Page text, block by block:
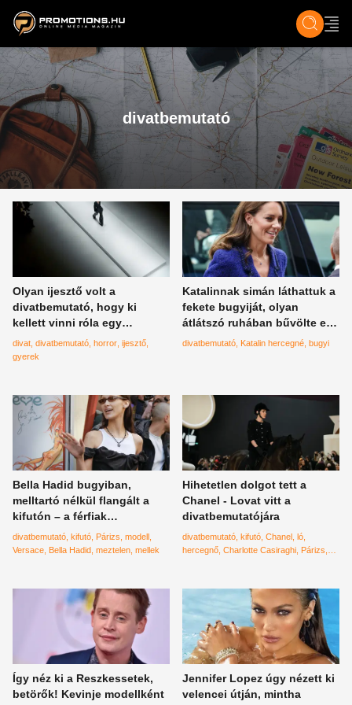
ZENE, FILM & KULT ÉLET TECH &
divatbemutató
Olyan ijesztő volt a
divatbemutató, hogy ki
kellett vinni róla egy
gyereket
divat divatbemutató horror ijesztő
gyerek
Katalinnak simán láthattuk a
fekete bugyiját, olyan
átlátszó ruhában bűvölte el a
közönséget
divatbemutató Katalin hercegné bugyi
Bella Hadid bugyiban,
melltartó nélkül flangált a
kifutón – a férfiak
elégedettek a legújabb
divattal
divatbemutató kifutó Párizs modell
Versace Bella Hadid meztelen mellek
Hihetetlen dolgot tett a
Chanel - Lovat vitt a
divatbemutatójára
divatbemutató kifutó Chanel ló
hercegnő Charlotte Casiraghi Párizs
Így néz ki a Reszkessetek,
betörők! Kevinje modellként
Jennifer Lopez úgy nézett ki
velencei útján, mintha